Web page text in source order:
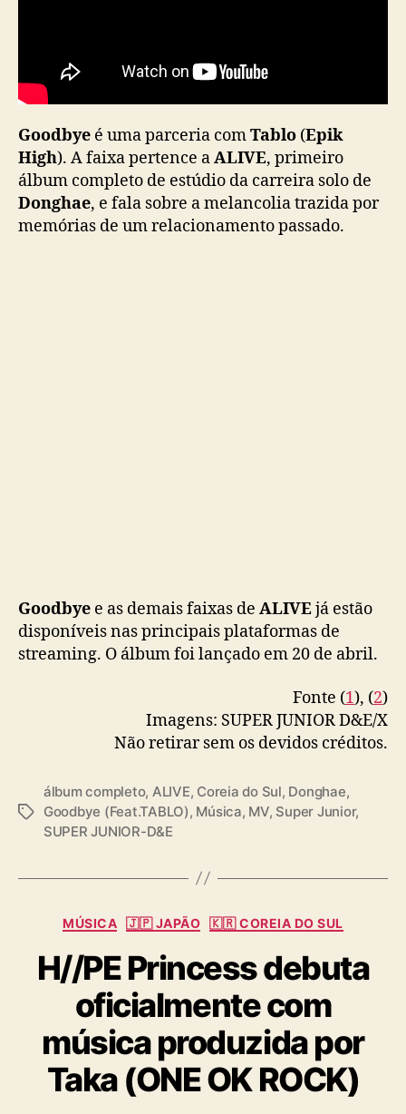
“
G
o
o
d
b
a
c
o
a
b
(
E
k
i
g
h
)
Goodbye é uma parceria comTablo (Epik
High). A faixa pertence aALIVE, primeiro
álbum completo de estúdio da carreira solo de
Donghae, e fala sobre a melancolia trazida por
memórias de um relacionamento passado.
Goodbye e as demais faixas de ALIVEjá estão
disponíveis nas principais plataformas de
streaming. O álbum foi lançado em 20 de abril.
Fonte (1), (2)
Imagens: SUPER JUNIOR D&E/X
Não retirar sem os devidos créditos.
T
álbum completo, ALIVE, Coreia do Sul, Donghae,
Goodbye (Feat.TABLO), Música, MV, Super Junior,
SUPER JUNIOR-D&E
C
t
e
g
o
r
i
a
MÚSICA 🇯🇵 JAPÃO 🇰🇷 COREIA DO SUL
H//PE Princess debuta
oficialmente com
música produzida por
Taka (ONE OK ROCK)